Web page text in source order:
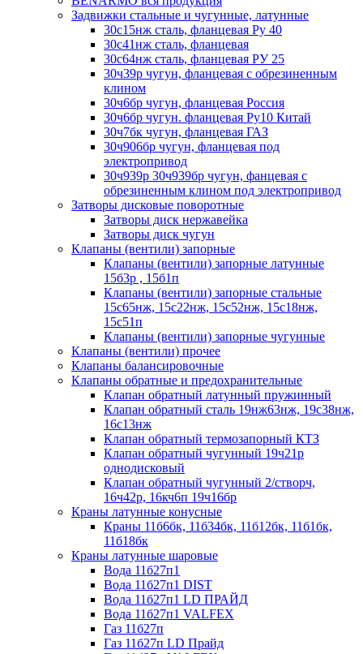
Задвижки стальные и чугунные, латунные
30с15нж сталь, фланцевая Ру 40
30с41нж сталь, фланцевая
30с64нж сталь, фланцевая РУ 25
30ч39р чугун, фланцевая с обрезиненным
клином
30ч6бр чугун, фланцевая Россия
30ч6бр чугун. фланцевая Ру10 Китай
30ч7бк чугун, фланцевая ГАЗ
30ч906бр чугун, фланцевая под
электропривод
30ч939р 30ч939бр чугун, фанцевая с
обрезиненным клином под электропривод
Затворы дисковые поворотные
Затворы диск нержавейка
Затворы диск чугун
Клапаны (вентили) запорные
Клапаны (вентили) запорные латунные
15б3р , 15б1п
Клапаны (вентили) запорные стальные
15с65нж, 15с22нж, 15с52нж, 15с18нж,
15с51п
Клапаны (вентили) запорные чугунные
Клапаны (вентили) прочее
Клапаны балансировочные
Клапаны обратные и предохранительные
Клапан обратный латунный пружинный
Клапан обратный сталь 19нж63нж, 19с38нж,
16с13нж
Клапан обратный термозапорный КТЗ
Клапан обратный чугунный 19ч21р
однодисковый
Клапан обратный чугунный 2/створч,
16ч42р, 16кч6п 19ч16бр
Краны латунные конусные
Краны 11б6бк, 11б34бк, 11б12бк, 11б1бк,
11б18бк
Краны латунные шаровые
Вода 11б27п1
Вода 11б27п1 DIST
Вода 11б27п1 LD ПРАЙД
Вода 11б27п1 VALFEX
Газ 11б27п
Газ 11б27п LD Прайд